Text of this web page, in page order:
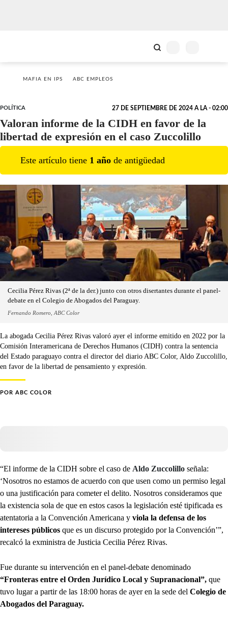
MAFIA EN IPS ABC EMPLEOS
POLÍTICA 27 DE SEPTIEMBRE DE 2024 A LA - 02:00
Valoran informe de la CIDH en favor de la
libertad de expresión en el caso Zuccolillo
Este artículo tiene 1 año de antigüedad
Cecilia Pérez Rivas (2ª de la der.) junto con otros disertantes durante el panel-
debate en el Colegio de Abogados del Paraguay.
Fernando Romero, ABC Color
La abogada Cecilia Pérez Rivas valoró ayer el informe emitido en 2022 por la
Comisión Interamericana de Derechos Humanos (CIDH) contra la sentencia
del Estado paraguayo contra el director del diario ABC Color, Aldo Zuccolillo,
en favor de la libertad de pensamiento y expresión.
POR ABC COLOR
“El informe de la CIDH sobre el caso de Aldo Zuccolillo señala:
‘Nosotros no estamos de acuerdo con que usen como un permiso legal
o una justificación para cometer el delito. Nosotros consideramos que
la existencia sola de que en estos casos la legislación esté tipificada es
atentatoria a la Convención Americana y viola la defensa de los
intereses públicos que es un discurso protegido por la Convención’”,
recalcó la exministra de Justicia Cecilia Pérez Rivas.
Fue durante su intervención en el panel-debate denominado
“Fronteras entre el Orden Jurídico Local y Supranacional”, que
tuvo lugar a partir de las 18:00 horas de ayer en la sede del Colegio de
Abogados del Paraguay.